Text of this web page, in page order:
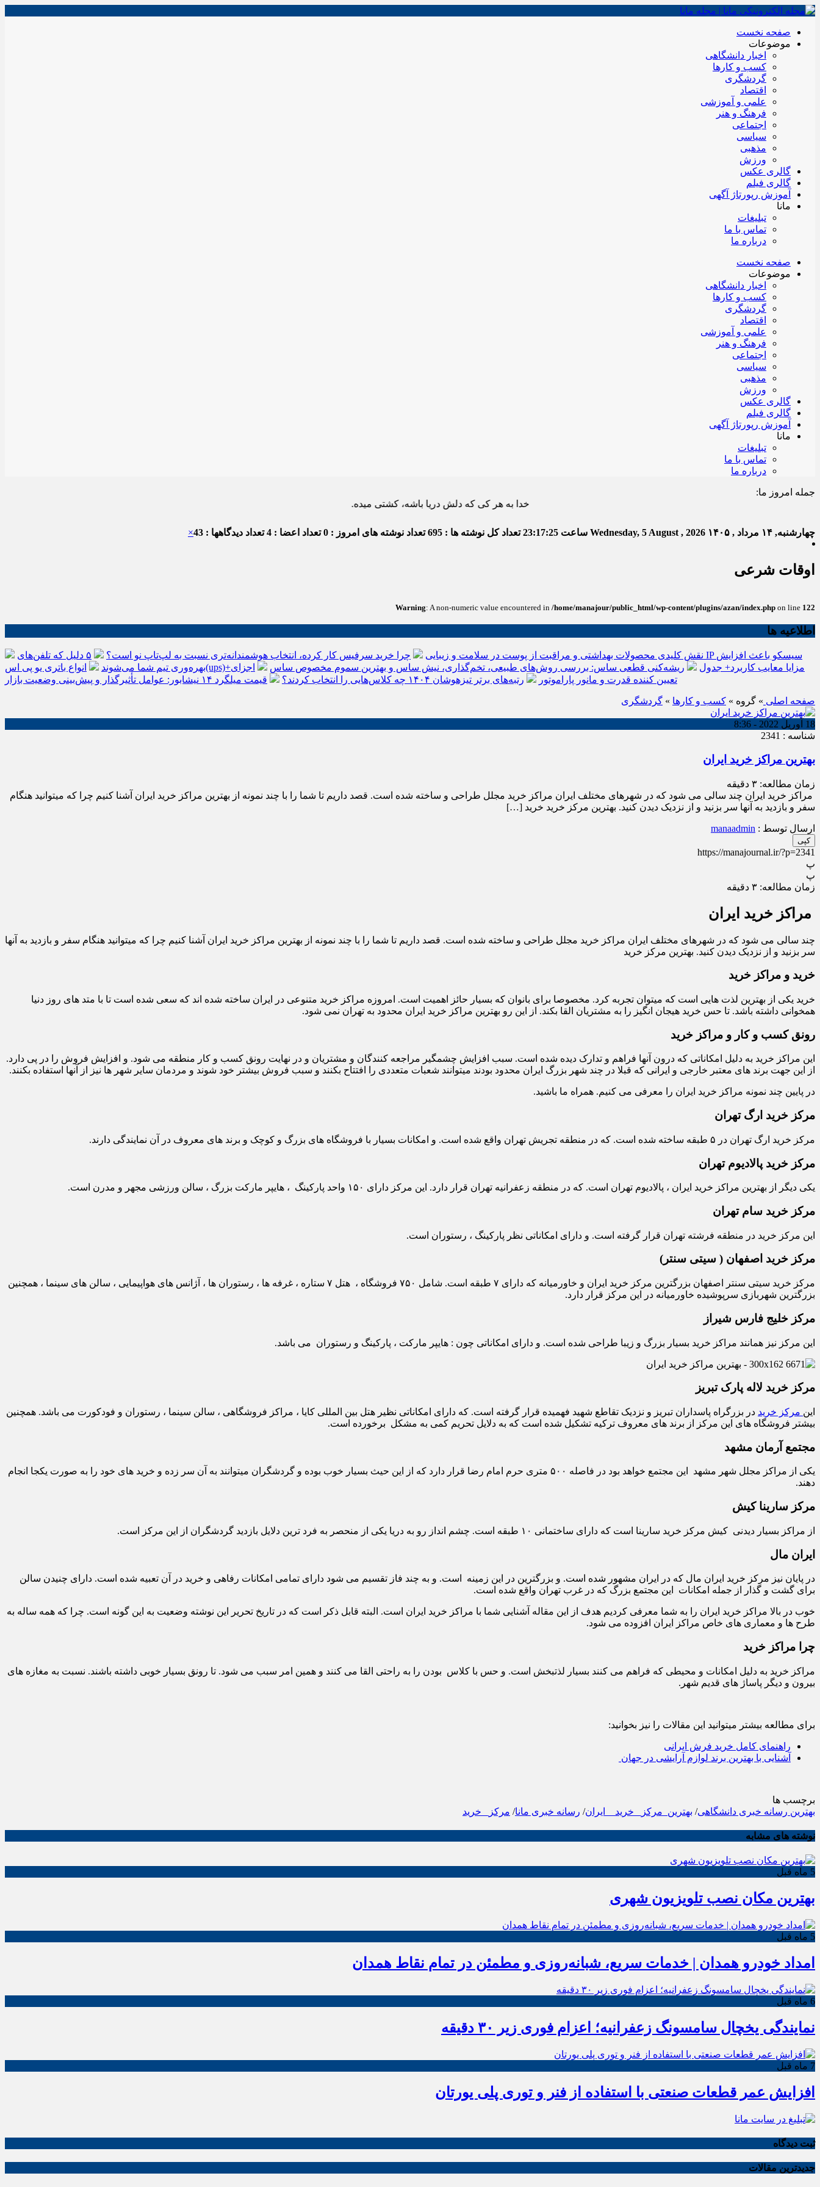
صفحه نخست
موضوعات
اخبار دانشگاهی
کسب و کارها
گردشگری
اقتصاد
علمی و آموزشی
فرهنگ و هنر
اجتماعی
سیاسی
مذهبی
ورزش
گالری عکس
گالری فیلم
آموزش رپورتاژ آگهی
مانا
تبلیغات
تماس با ما
درباره ما
صفحه نخست
موضوعات
اخبار دانشگاهی
کسب و کارها
گردشگری
اقتصاد
علمی و آموزشی
فرهنگ و هنر
اجتماعی
سیاسی
مذهبی
ورزش
گالری عکس
گالری فیلم
آموزش رپورتاژ آگهی
مانا
تبلیغات
تماس با ما
درباره ما
جمله امروز ما:
خدا به هر کی که دلش دریا باشه، کشتی میده.
چهارشنبه, ۱۴ مرداد , ۱۴۰۵ Wednesday, 5 August , 2026 ساعت 23:17:26تعداد کل نوشته ها : 695 تعداد نوشته های امروز : 0 تعداد اعضا : 4 تعداد دیدگاهها : 43 ×
اوقات شرعی
Warning: A non-numeric value encountered in /home/manajour/public_html/wp-content/plugins/azan/index.php on line 122
اطلاعیه ها
نقش کلیدی محصولات بهداشتی و مراقبت از پوست در سلامت و زیبایی چرا خرید سرفیس کار کرده، انتخاب هوشمندانه‌تری نسبت به لپ‌تاپ نو است؟
۵ دلیل که تلفن‌های IP سیسکو باعث افزایش
بهره‌وری تیم شما می‌شوند
انواع باتری یو پی اس(ups)+مزایا معایب کاربرد+ جدول ریشه‌کنی قطعی ساس: بررسی روش‌های طبیعی، تخم‌گذاری، نیش ساس و بهترین سموم مخصوص ساس
اجزای
تعیین کننده قدرت و مانور پاراموتور
رتبه‌های برتر تیزهوشان ۱۴۰۴ چه کلاس‌هایی را انتخاب کردند؟ قیمت میلگرد ۱۴ نیشابور: عوامل تأثیرگذار و پیش‌بینی وضعیت بازار
صفحه اصلی » گروه » کسب و کارها » گردشگری
18 آوریل 2022 - 8:36
شناسه : 2341
بهترین مراکز خرید ایران
زمان مطالعه: ۳ دقیقه
مراکز خرید ایران چند سالی می شود که در شهرهای مختلف ایران مراکز خرید مجلل طراحی و ساخته شده است. قصد داریم تا شما را با چند نمونه از بهترین مراکز خرید ایران آشنا کنیم چرا که میتوانید هنگام
سفر و بازدید به آنها سر بزنید و از نزدیک دیدن کنید. بهترین مرکز خرید خرید […]
ارسال توسط : manaadmin
کپی
https://manajournal.ir/?p=2341
پ
پ
زمان مطالعه: ۳ دقیقه
مراکز خرید ایران
چند سالی می شود که در شهرهای مختلف ایران مراکز خرید مجلل طراحی و ساخته شده است. قصد داریم تا شما را با چند نمونه از بهترین مراکز خرید ایران آشنا کنیم چرا که میتوانید هنگام سفر و بازدید به آنها
سر بزنید و از نزدیک دیدن کنید. بهترین مرکز خرید
خرید و مراکز خرید
خرید یکی از بهترین لذت هایی است که میتوان تجربه کرد. مخصوصا برای بانوان که بسیار حائز اهمیت است. امروزه مراکز خرید متنوعی در ایران ساخته شده اند که سعی شده است تا با متد های روز دنیا
همخوانی داشته باشد. تا حس خرید هیجان انگیز را به مشتریان القا بکند. از این رو بهترین مراکز خرید ایران محدود به تهران نمی شود.
رونق کسب و کار و مراکز خرید
این مراکز خرید به دلیل امکاناتی که درون آنها فراهم و تدارک دیده شده است. سبب افزایش چشمگیر مراجعه کنندگان و مشتریان و در نهایت رونق کسب و کار منطقه می شود. و افزایش فروش را در پی دارد.
از این جهت برند های معتبر خارجی و ایرانی که قبلا در چند شهر بزرگ ایران محدود بودند میتوانند شعبات متعددی را افتتاح بکنند و سبب فروش بیشتر خود شوند و مردمان سایر شهر ها نیز از آنها استفاده بکنند.
در پایین چند نمونه مراکز خرید ایران را معرفی می کنیم. همراه ما باشید.
مرکز خرید ارگ تهران
مرکز خرید ارگ تهران در ۵ طبقه ساخته شده است. که در منطقه تجریش تهران واقع شده است. و امکانات بسیار با فروشگاه های بزرگ و کوچک و برند های معروف در آن نمایندگی دارند.
مرکز خرید پالادیوم تهران
یکی دیگر از بهترین مراکز خرید ایران ، پالادیوم تهران است. که در منطقه زعفرانیه تهران قرار دارد. این مرکز دارای ۱۵۰ واحد پارکینگ ، هایپر مارکت بزرگ ، سالن ورزشی مجهر و مدرن است.
مرکز خرید سام تهران
این مرکز خرید در منطقه فرشته تهران قرار گرفته است. و دارای امکاناتی نظر پارکینگ ، رستوران است.
مرکز خرید اصفهان ( سیتی سنتر)
مرکز خرید سیتی سنتر اصفهان بزرگترین مرکز خرید ایران و خاورمیانه که دارای ۷ طبقه است. شامل ۷۵۰ فروشگاه ، هتل ۷ ستاره ، غرفه ها ، رستوران ها ، آژانس های هواپیمایی ، سالن های سینما ، همچنین
بزرگترین شهربازی سرپوشیده خاورمیانه در این مرکز قرار دارد.
مرکز خلیج فارس شیراز
این مرکز نیز همانند مراکز خرید بسیار بزرگ و زیبا طراحی شده است. و دارای امکاناتی چون : هایپر مارکت ، پارکینگ و رستوران می باشد.
مرکز خرید لاله پارک تبریز
این مرکز خرید در بزرگراه پاسداران تبریز و نزدیک تقاطع شهید فهمیده قرار گرفته است. که دارای امکاناتی نظیر هتل بین المللی کایا ، مراکز فروشگاهی ، سالن سینما ، رستوران و فودکورت می باشد. همچنین
بیشتر فروشگاه های این مرکز از برند های معروف ترکیه تشکیل شده است که به دلایل تحریم کمی به مشکل برخورده است.
مجتمع آرمان مشهد
یکی از مراکز مجلل شهر مشهد این مجتمع خواهد بود در فاصله ۵۰۰ متری حرم امام رضا قرار دارد که از این حیث بسیار خوب بوده و گردشگران میتوانند به آن سر زده و خرید های خود را به صورت یکجا انجام
دهند.
مرکز سارینا کیش
از مراکز بسیار دیدنی کیش مرکز خرید سارینا است که دارای ساختمانی ۱۰ طبقه است. چشم انداز رو به دریا یکی از منحصر به فرد ترین دلایل بازدید گردشگران از این مرکز است.
ایران مال
در پایان نیز مرکز خرید ایران مال که در ایران مشهور شده است. و بزرگترین در این زمینه است. و به چند فاز تقسیم می شود دارای تمامی امکانات رفاهی و خرید در آن تعبیه شده است. دارای چنیدن سالن
برای گشت و گذار از جمله امکانات این مجتمع بزرگ که در غرب تهران واقع شده است.
خوب در بالا مراکز خرید ایران را به شما معرفی کردیم هدف از این مقاله آشنایی شما با مراکز خرید ایران است. البته قابل ذکر است که در تاریخ تحریر این نوشته وضعیت به این گونه است. چرا که همه ساله به
طرح ها و معماری های خاص مراکز ایران افزوده می شود.
چرا مراکز خرید
مراکز خرید به دلیل امکانات و محیطی که فراهم می کنند بسیار لذتبخش است. و حس با کلاس بودن را به راحتی القا می کنند و همین امر سبب می شود. تا رونق بسیار خوبی داشته باشند. نسبت به مغازه های
بیرون و دیگر پاساژ های قدیم شهر.
برای مطالعه بیشتر میتوانید این مقالات را نیز بخوانید:
راهنمای کامل خرید فرش ایرانی
آشنایی با بهترین برند لوازم آرایشی در جهان
برچسب ها
بهترین رسانه خبری دانشگاهی/ بهترین_مرکز_ خرید _ ایران/ رسانه خبری مانا/ مرکز_ خرید
نوشته های مشابه
5 ماه قبل
بهترین مکان نصب تلویزیون شهری
5 ماه قبل
امداد خودرو همدان | خدمات سریع، شبانه‌روزی و مطمئن در تمام نقاط همدان
6 ماه قبل
نمایندگی یخچال سامسونگ زعفرانیه؛ اعزام فوری زیر ۳۰ دقیقه
7 ماه قبل
افزایش عمر قطعات صنعتی با استفاده از فنر و توری پلی یورتان
ثبت دیدگاه
جدیدترین مقالات